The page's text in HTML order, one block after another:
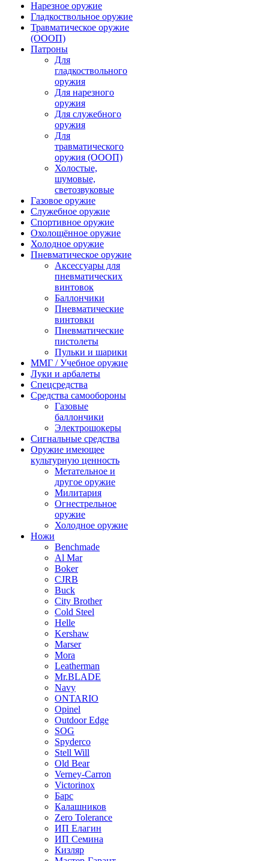
Нарезное оружие
Гладкоствольное оружие
Травматическое оружие
(ОООП)
Патроны
Для
гладкоствольного
оружия
Для нарезного
оружия
Для служебного
оружия
Для
травматического
оружия (ОООП)
Холостые,
шумовые,
светозвуковые
Газовое оружие
Служебное оружие
Спортивное оружие
Охолощённое оружие
Холодное оружие
Пневматическое оружие
Аксессуары для
пневматических
винтовок
Баллончики
Пневматические
винтовки
Пневматические
пистолеты
Пульки и шарики
ММГ / Учебное оружие
Луки и арбалеты
Спецсредства
Средства самообороны
Газовые
баллончики
Электрошокеры
Сигнальные средства
Оружие имеющее
культурную ценность
Метательное и
другое оружие
Милитария
Огнестрельное
оружие
Холодное оружие
Ножи
Benchmade
Al Mar
Boker
CJRB
Buck
City Brother
Cold Steel
Helle
Kershaw
Marser
Mora
Leatherman
Mr.BLADE
Navy
ONTARIO
Opinel
Outdoor Edge
SOG
Spyderco
Stell Will
Old Bear
Verney-Carron
Victorinox
Барс
Калашников
Zero Tolerance
ИП Елагин
ИП Семина
Кизляр